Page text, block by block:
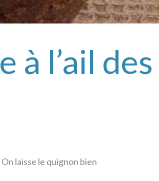
l’ail des
laisse le quignon bien